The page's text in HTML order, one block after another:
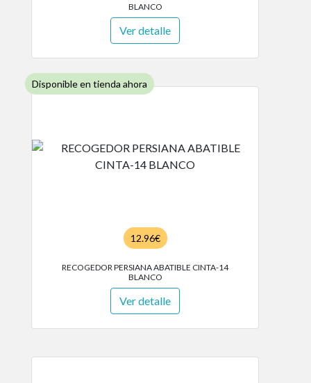
BLANCO
Ver detalle
Disponible en tienda ahora
12.96€
RECOGEDOR PERSIANA ABATIBLE CINTA-14
BLANCO
Ver detalle